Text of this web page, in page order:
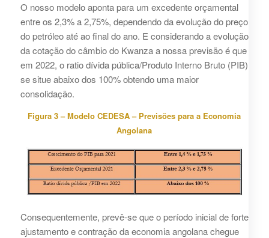
O nosso modelo aponta para um excedente orçamental
entre os 2,3% a 2,75%, dependendo da evolução do preço
do petróleo até ao final do ano. E considerando a evolução
da cotação do câmbio do Kwanza a nossa previsão é que
em 2022, o ratio dívida pública/Produto Interno Bruto (PIB)
se situe abaixo dos 100% obtendo uma maior
consolidação.
Figura 3 – Modelo CEDESA – Previsões para a Economia
Angolana
Consequentemente, prevê-se que o período inicial de forte
ajustamento e contração da economia angolana chegue